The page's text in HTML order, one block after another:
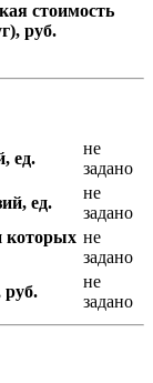
стоимость
руб.
ед.
не
задано
ед.
не
задано
которых не
задано
руб.
не
задано